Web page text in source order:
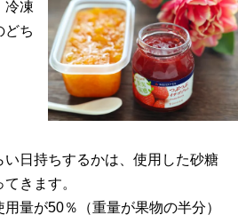
冷凍
どち
日持ちするかは、使用した砂糖
きます。
量が50％（重量が果物の半分）